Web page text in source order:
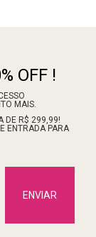
OFF !
MAIS.
DE R$ 299,99!
ENTRADA PARA
ENVIAR